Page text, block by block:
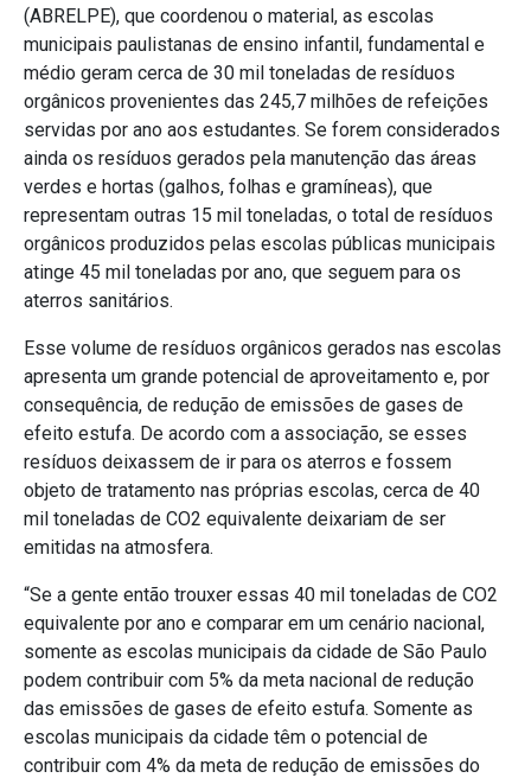
(ABRELPE), que coordenou o material, as escolas
municipais paulistanas de ensino infantil, fundamental e
médio geram cerca de 30 mil toneladas de resíduos
orgânicos provenientes das 245,7 milhões de refeições
servidas por ano aos estudantes. Se forem considerados
ainda os resíduos gerados pela manutenção das áreas
verdes e hortas (galhos, folhas e gramíneas), que
representam outras 15 mil toneladas, o total de resíduos
orgânicos produzidos pelas escolas públicas municipais
atinge 45 mil toneladas por ano, que seguem para os
aterros sanitários.
Esse volume de resíduos orgânicos gerados nas escolas
apresenta um grande potencial de aproveitamento e, por
consequência, de redução de emissões de gases de
efeito estufa. De acordo com a associação, se esses
resíduos deixassem de ir para os aterros e fossem
objeto de tratamento nas próprias escolas, cerca de 40
mil toneladas de CO2 equivalente deixariam de ser
emitidas na atmosfera.
“Se a gente então trouxer essas 40 mil toneladas de CO2
equivalente por ano e comparar em um cenário nacional,
somente as escolas municipais da cidade de São Paulo
podem contribuir com 5% da meta nacional de redução
das emissões de gases de efeito estufa. Somente as
escolas municipais da cidade têm o potencial de
contribuir com 4% da meta de redução de emissões do